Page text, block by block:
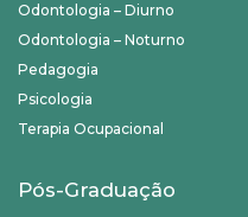
Odontologia – Diurno
Odontologia – Noturno
Pedagogia
Psicologia
Terapia Ocupacional
Pós-Graduação